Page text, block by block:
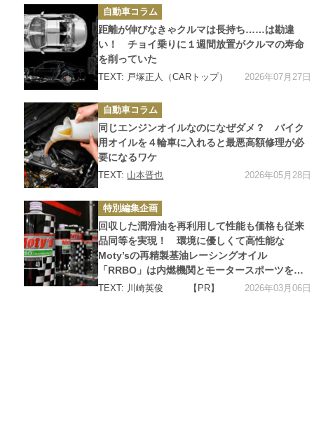
カ
テ
ゴ
リ
ー
自動車コラム
距離が伸びなきゃクルマは長持ち……は勘違
い！ チョイ乗りに１週間放置がクルマの寿命
を削っていた
TEXT: 戸塚正人（CARトップ） 2026年07月27日
カ
テ
ゴ
リ
ー
自動車コラム
同じエンジンオイルなのになぜダメ？ バイク
用オイルを４輪車に入れると最悪高額修理が必
要になるワケ
TEXT: 山本晋也 2026年05月28日
カ
テ
ゴ
リ
ー
特別編集企画
回収した潤滑油を再利用して性能も価格も従来
品同等を実現！ 環境に優しくて高性能な
Moty’sの再精製基油レーシングオイル
「RRBO」は内燃機関とモータースポーツを持
続可能にするオイルだった
TEXT: 川崎英俊 【PR】 2026年03月06日